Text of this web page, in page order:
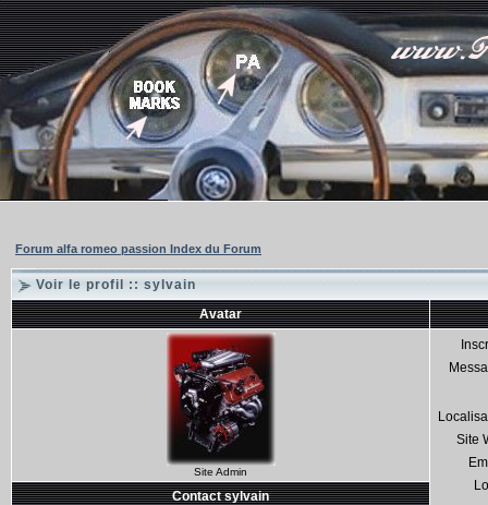
Forum alfa romeo passion Index du Forum
Voir le profil :: sylvain
Avatar
Site Admin
Site
Contact sylvain